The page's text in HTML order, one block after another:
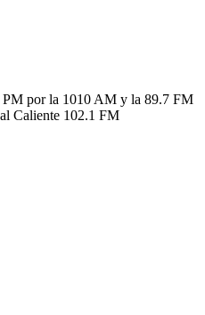
PM por la 1010 AM y la 89.7 FM
Caliente 102.1 FM